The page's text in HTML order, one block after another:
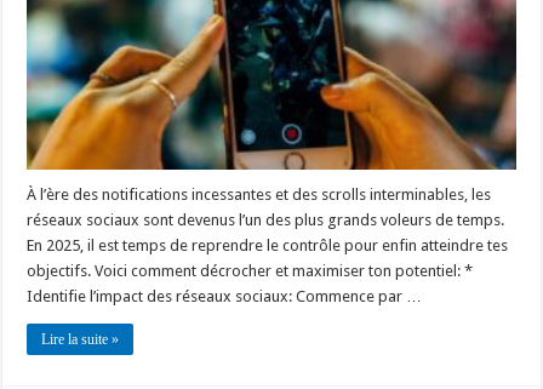
À l’ère des notifications incessantes et des scrolls interminables, les
réseaux sociaux sont devenus l’un des plus grands voleurs de temps.
En 2025, il est temps de reprendre le contrôle pour enfin atteindre tes
objectifs. Voici comment décrocher et maximiser ton potentiel: *
Identifie l’impact des réseaux sociaux: Commence par …
Lire la suite »